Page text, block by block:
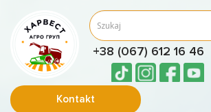
+38 (067) 612 16 46
Kontakt